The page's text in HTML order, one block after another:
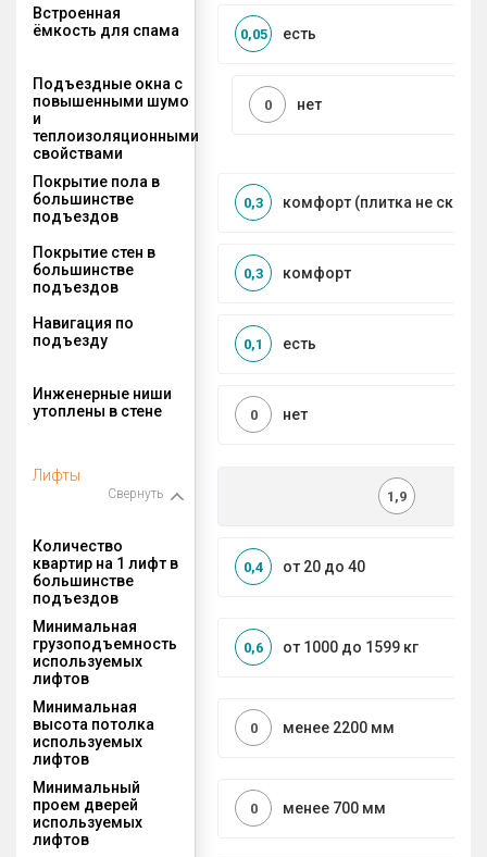
Встроенная
ёмкость для спама
есть
0,05
Подъездные окна с
повышенными шумо
и
теплоизоляционными
свойствами
нет
0
Покрытие пола в
большинстве
подъездов
комфорт (плитка не
0,3
Покрытие стен в
большинстве
подъездов
комфорт
0,3
Навигация по
подъезду
есть
0,1
Инженерные ниши
утоплены в стене
нет
0
Лифты
Свернуть 1,9
Количество
квартир на 1 лифт в
большинстве
подъездов
от 20 до 40
0,4
Минимальная
грузоподъемность
используемых
лифтов
от 1000 до 1599 кг
0,6
Минимальная
высота потолка
используемых
лифтов
менее 2200 мм
0
Минимальный
проем дверей
используемых
лифтов
менее 700 мм
0